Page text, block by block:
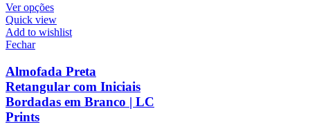
Ver opções
Quick view
Add to wishlist
Fechar
Almofada Preta
Retangular com Iniciais
Bordadas em Branco | LC
Prints